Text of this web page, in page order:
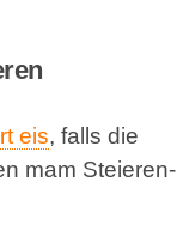
eis, falls die
mam Steieren-